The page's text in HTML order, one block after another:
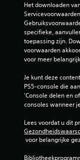
Het downloaden
specifieke,
toepassing zijn.
voorwaarden
voor meer
Je kunt deze
PS5-console die
'Console delen en
consoles wanneer
Lees voordat u dit
voor belangrijke